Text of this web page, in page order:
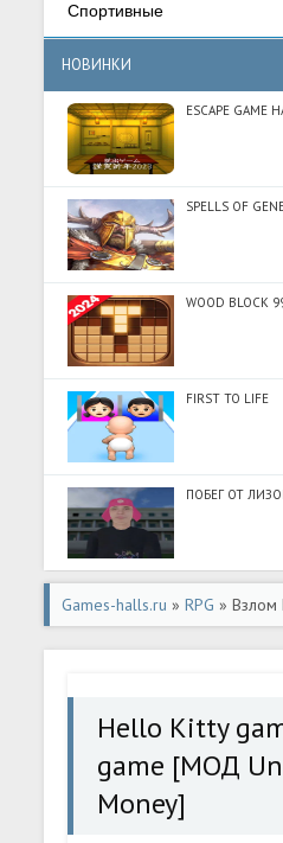
Спортивные
НОВИНКИ
ESCAPE GAME
SPELLS OF
WOOD BLOCK
FIRST TO LIFE
ПОБЕГ ОТ
Games-halls.ru »RPG » Взлом
game [МОД Unlimited Money] -
Hello Kitty
game [МОД
Money]